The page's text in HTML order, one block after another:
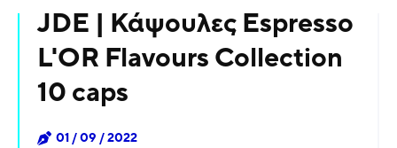
JDE | Κάψουλες Espresso
L'OR Flavours Collection
10 caps
01 / 09 / 2022